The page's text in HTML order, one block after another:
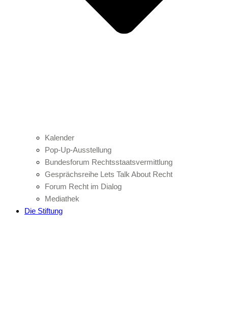
Kalender
Pop-Up-Ausstellung
Bundesforum Rechtsstaatsvermittlung
Gesprächsreihe Lets Talk About Recht
Forum Recht im Dialog
Mediathek
Die Stiftung